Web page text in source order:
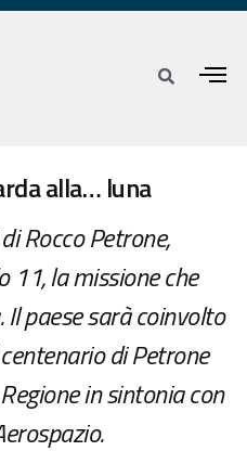
alla… luna
Rocco Petrone,
11, la missione che
paese sarà coinvolto
di Petrone
in sintonia con